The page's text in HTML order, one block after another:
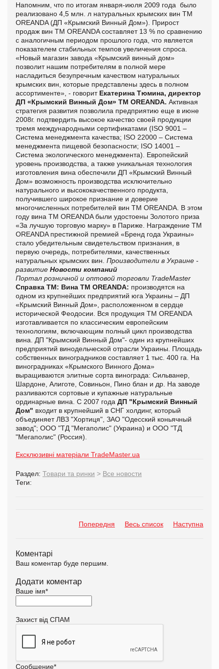
Напомним, что по итогам января-июля 2009 года было
реализовано 4,5 млн. л натуральных крымских вин ТМ
OREANDA (ДП «Крымский Винный Дом»). Прирост
продаж вин ТМ OREANDA составляет 13 % по сравнению
с аналогичным периодом прошлого года, что является
показателем стабильных темпов увеличения спроса.
«Новый магазин завода «Крымский винный дом»
позволит нашим потребителям в полной мере
насладиться безупречным качеством натуральных
крымских вин, которые представлены здесь в полном
ассортименте», - говорит Екатерина Тюмина, директор
ДП «Крымский Винный Дом» ТМ OREANDA. Активная
стратегия развития позволила предприятию еще в июне
2008г. подтвердить высокое качество своей продукции
тремя международными сертификатами (ISO 9001 –
Система менеджмента качества; ISO 22000 – Система
менеджмента пищевой безопасности; ISO 14001 –
Система экологического менеджмента). Европейский
уровень производства, а также уникальная технология
изготовления вина обеспечили ДП «Крымский Винный
Дом» возможность производства исключительно
натурального и высококачественного продукта,
получившего широкое признание и доверие
многочисленных потребителей вин ТМ OREANDA. В этом
году вина ТМ OREANDA были удостоены Золотого приза
«За лучшую торговую марку» в Париже. Награждение ТМ
OREANDA престижной премией «Бренд года Украины»
стало убедительным свидетельством признания, в
первую очередь, потребителями, качественных
натуральных крымских вин. Производители в Украине -
развитие Новости компаний
Портал розничной и оптовой торговли TradeMaster
Справка ТМ: Вина ТМ OREANDA: производятся на
одном из крупнейших предприятий юга Украины – ДП
«Крымский Винный Дом», расположенном в сердце
исторической Феодосии. Вся продукция ТМ OREANDA
изготавливается по классическим европейским
технологиям, включающим полный цикл производства
вина. ДП "Крымский Винный Дом"- один из крупнейших
предприятий винодельческой отрасли Украины. Площадь
собственных виноградников составляет 1 тыс. 400 га. На
виноградниках «Крымского Винного Дома»
выращиваются элитные сорта винограда: Сильванер,
Шардоне, Алиготе, Совиньон, Пино блан и др. На заводе
разливаются сортовые и купажные натуральные
ординарные вина. С 2007 года ДП "Крымский Винный
Дом" входит в крупнейший в СНГ холдинг, который
объединяет ЛВЗ "Хортиця", ЗАО "Одесский коньячный
завод"; ООО "ТД "Мегаполис" (Украина) и ООО "ТД
"Мегаполис" (Россия).
Ексклюзивні матеріали TradeMaster.ua
Раздел: Товари та ринки > Все новости
Теги:
Попередня Весь список Наступна
Коментарі
Ваш коментар буде першим.
Додати коментар
Ваше імя*
Захист від СПАМ
Сообщение*